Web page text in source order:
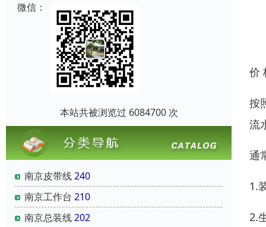
微信：
本站共被浏览过 6084700 次
南京皮带线240
南京工作台 210
南京总装线202
价
按
流
通
1.
2.